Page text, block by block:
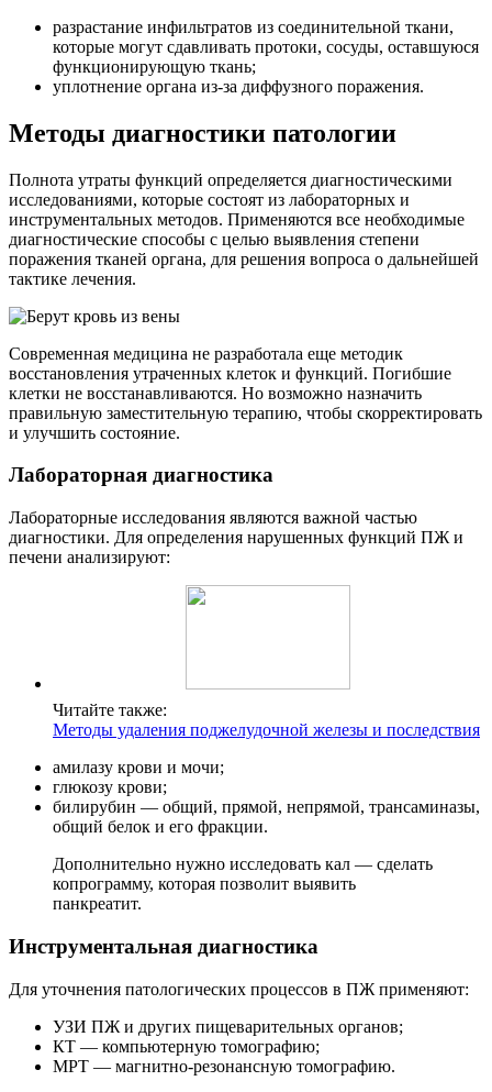
разрастание инфильтратов из соединительной ткани,
которые могут сдавливать протоки, сосуды, оставшуюся
функционирующую ткань;
уплотнение органа из-за диффузного поражения.
Методы диагностики патологии
Полнота утраты функций определяется диагностическими
исследованиями, которые состоят из лабораторных и
инструментальных методов. Применяются все необходимые
диагностические способы с целью выявления степени
поражения тканей органа, для решения вопроса о дальнейшей
тактике лечения.
Современная медицина не разработала еще методик
восстановления утраченных клеток и функций. Погибшие
клетки не восстанавливаются. Но возможно назначить
правильную заместительную терапию, чтобы скорректировать
и улучшить состояние.
Лабораторная диагностика
Лабораторные исследования являются важной частью
диагностики. Для определения нарушенных функций ПЖ и
печени анализируют:
Читайте также:
Методы удаления поджелудочной железы и последствия
амилазу крови и мочи;
глюкозу крови;
билирубин — общий, прямой, непрямой, трансаминазы,
общий белок и его фракции.
Дополнительно нужно исследовать кал — сделать
копрограмму, которая позволит выявить
панкреатит.
Инструментальная диагностика
Для уточнения патологических процессов в ПЖ применяют:
УЗИ ПЖ и других пищеварительных органов;
КТ — компьютерную томографию;
МРТ — магнитно-резонансную томографию.